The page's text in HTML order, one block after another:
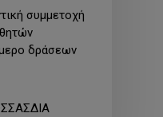
συμμετοχή
δράσεων